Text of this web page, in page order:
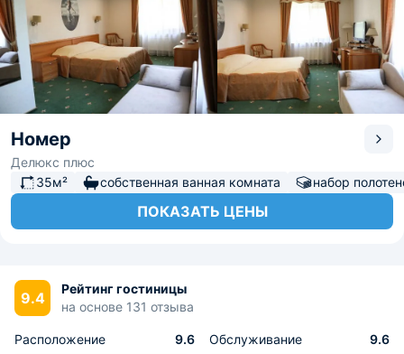
Номер
Делюкс плюс
35м²
собственная ванная комната набор
ПОКАЗАТЬ ЦЕНЫ
9.4
Рейтинг гостиницы
на основе 131 отзыва
Расположение 9.6 Обслуживание 9.6